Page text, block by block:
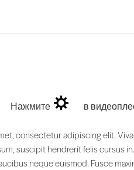
Нажмите в
consectetur adipiscing elit.
suscipit hendrerit felis cursus
neque euismod. Fusce